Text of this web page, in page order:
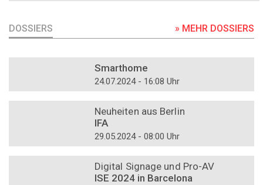
DOSSIERS » MEHR DOSSIERS
Smarthome
24.07.2024 - 16:08 Uhr
Neuheiten aus Berlin
IFA
29.05.2024 - 08:00 Uhr
Digital Signage und Pro-AV
ISE 2024 in Barcelona